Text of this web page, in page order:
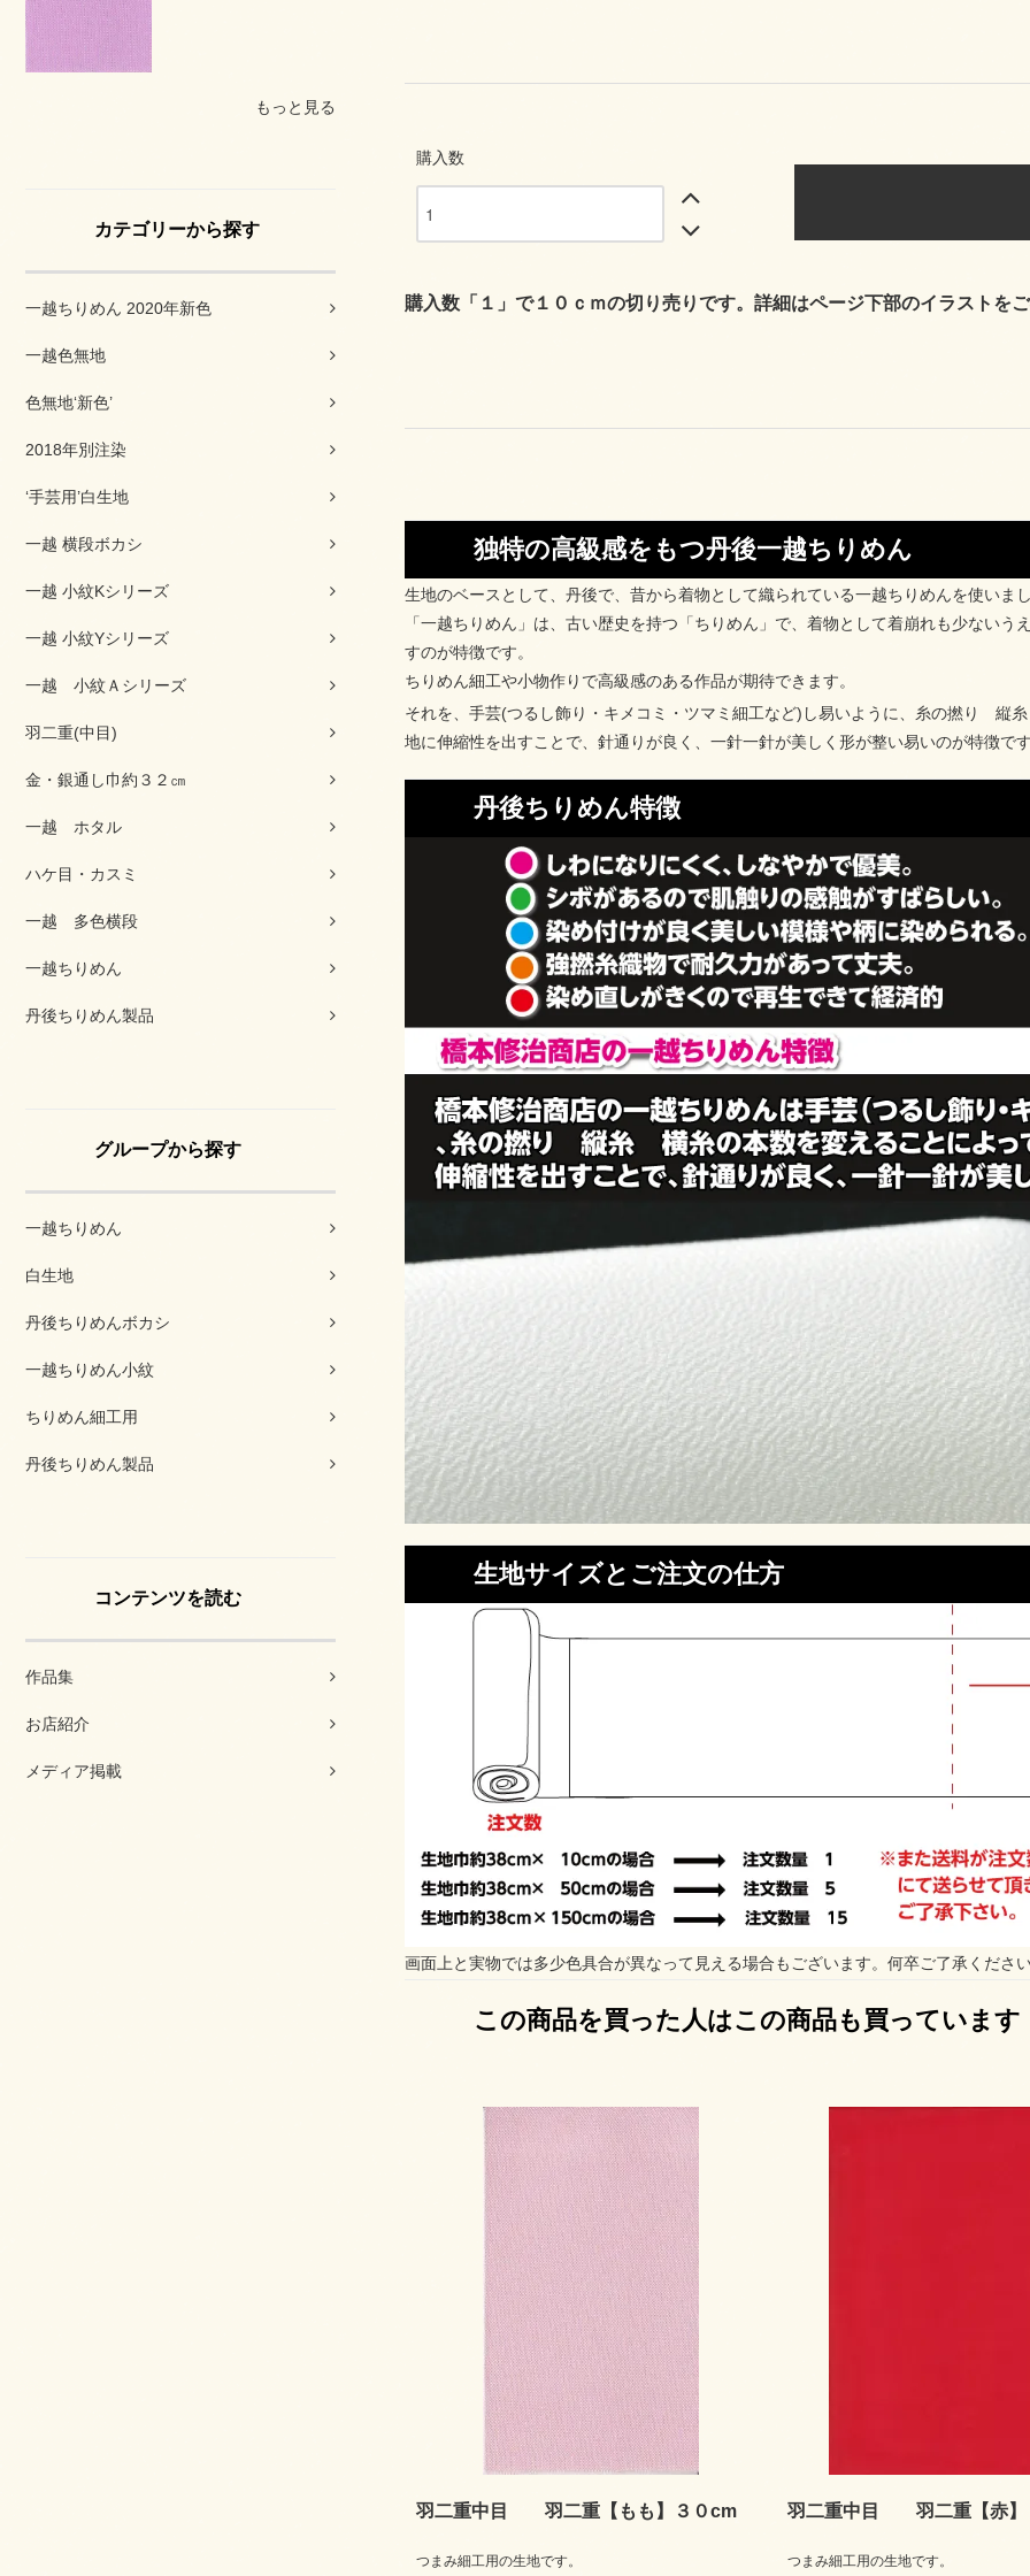
もっと見る
カテゴリーから探す
一越ちりめん 2020年新色
一越色無地
色無地‘新色’
2018年別注染
‘手芸用’白生地
一越 横段ボカシ
一越 小紋Kシリーズ
一越 小紋Yシリーズ
一越 小紋Ａシリーズ
羽二重(中目)
金・銀通し巾約３２㎝
一越 ホタル
ハケ目・カスミ
一越 多色横段
一越ちりめん
丹後ちりめん製品
グループから探す
一越ちりめん
白生地
丹後ちりめんボカシ
一越ちりめん小紋
ちりめん細工用
丹後ちりめん製品
コンテンツを読む
作品集
お店紹介
メディア掲載
購入数
購入数「１」で１０ｃｍの切り売りです。詳細はページ下部のイラストを
独特の高級感をもつ丹後一越ちりめん
生地のベースとして、丹後で、昔から着物として織られている一越ちりめんを使いま
「一越ちりめん」は、古い歴史を持つ「ちりめん」で、着物として着崩れも少ない
すのが特徴です。
ちりめん細工や小物作りで高級感のある作品が期待できます。
それを、手芸(つるし飾り・キメコミ・ツマミ細工など)し易いように、糸の撚り 縦
地に伸縮性を出すことで、針通りが良く、一針一針が美しく形が整い易いのが特徴で
丹後ちりめん特徴
生地サイズとご注文の仕方
画面上と実物では多少色具合が異なって見える場合もございます。何卒ご了承くださ
この商品を買った人はこの商品も買っています
羽二重中目 羽二重【もも】３０cm
つまみ細工用の生地です。
羽二重中目 羽二重【赤】
つまみ細工用の生地です。